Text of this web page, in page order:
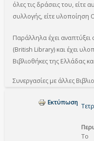
όλες τις δράσεις του, είτε
συλλογής, είτε υλοποίηση
Παράλληλα έχει αναπτύξει
(British Library) και έχει
Βιβλιοθήκες της Ελλάδας
Συνεργασίες με άλλες
Εκτύπωση